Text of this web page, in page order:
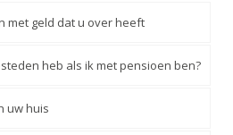
met geld dat u over heeft
heb als ik met pensioen ben?
uw huis